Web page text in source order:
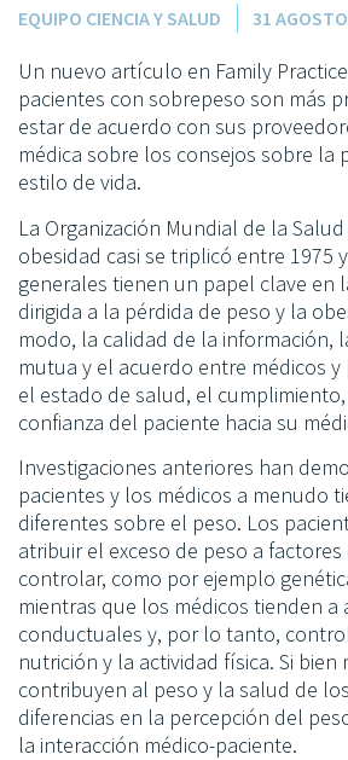
EQUIPO CIENCIA Y SALUD 31
Un nuevo artículo en Family
pacientes con sobrepeso son más
estar de acuerdo con sus
médica sobre los consejos sobre la
estilo de vida.
La Organización Mundial de la
obesidad casi se triplicó entre 1975
generales tienen un papel clave en
dirigida a la pérdida de peso y la
modo, la calidad de la información,
mutua y el acuerdo entre médicos
el estado de salud, el
confianza del paciente hacia su
Investigaciones anteriores han
pacientes y los médicos a menudo
diferentes sobre el peso. Los
atribuir el exceso de peso a
controlar, como por ejemplo
mientras que los médicos tienden
conductuales y, por lo tanto,
nutrición y la actividad física. Si
contribuyen al peso y la salud de
diferencias en la percepción del
la interacción médico-paciente.